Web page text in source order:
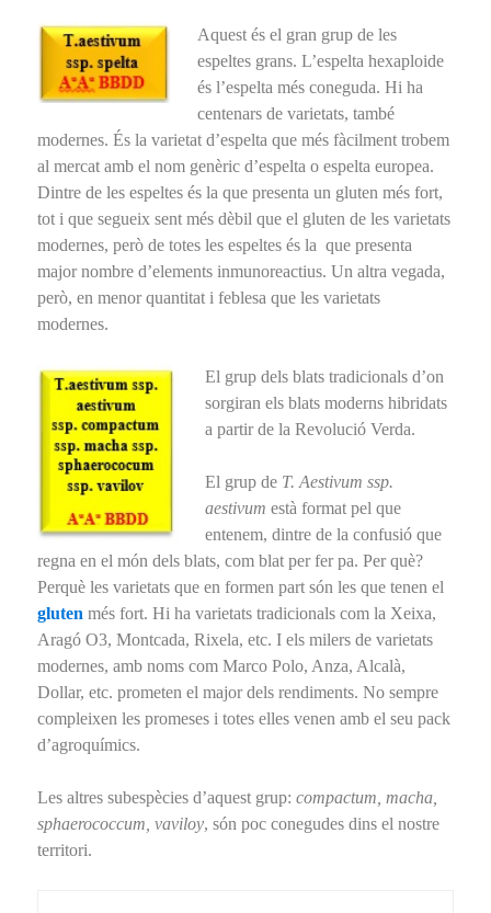
Aquest és el gran grup de les
espeltes grans. L’espelta hexaploide
és l’espelta més coneguda. Hi ha
centenars de varietats, també
modernes. És la varietat d’espelta que més fàcilment trobem
al mercat amb el nom genèric d’espelta o espelta europea.
Dintre de les espeltes és la que presenta un gluten més fort,
tot i que segueix sent més dèbil que el gluten de les varietats
modernes, però de totes les espeltes és la que presenta
major nombre d’elements inmunoreactius. Un altra vegada,
però, en menor quantitat i feblesa que les varietats
modernes.
El grup dels blats tradicionals d’on
sorgiran els blats moderns hibridats
a partir de la Revolució Verda.
El grup de T. Aestivum ssp.
aestivum està format pel que
entenem, dintre de la confusió que
regna en el món dels blats, com blat per fer pa. Per què?
Perquè les varietats que en formen part són les que tenen el
gluten més fort. Hi ha varietats tradicionals com la Xeixa,
Aragó O3, Montcada, Rixela, etc. I els milers de varietats
modernes, amb noms com Marco Polo, Anza, Alcalà,
Dollar, etc. prometen el major dels rendiments. No sempre
compleixen les promeses i totes elles venen amb el seu pack
d’agroquímics.
Les altres subespècies d’aquest grup: compactum, macha,
sphaerococcum, vaviloy, són poc conegudes dins el nostre
territori.